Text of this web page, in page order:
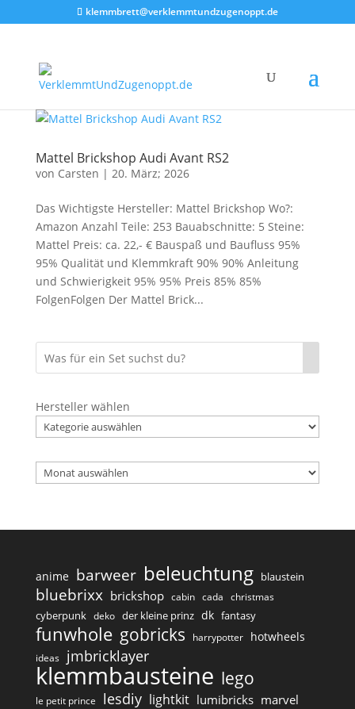
klemmbrett@verklemmtundzugenoppt.de
Mattel Brickshop Audi Avant RS2
von Carsten | 20. März; 2026
Das Wichtigste Hersteller: Mattel Brickshop Wo?:
Amazon Anzahl Teile: 253 Bauabschnitte: 5 Steine:
Mattel Preis: ca. 22,- € Bauspaß und Baufluss 95%
95% Qualität und Klemmkraft 90% 90% Anleitung
und Schwierigkeit 95% 95% Preis 85% 85%
FolgenFolgen Der Mattel Brick...
Hersteller wählen
Archiv
anime barweer beleuchtung blaustein
bluebrixx brickshop cabin cada christmas
cyberpunk deko der kleine prinz dk fantasy
funwhole gobricks harrypotter hotwheels
ideas jmbricklayer
klemmbausteine lego
le petit prince lesdiy lightkit lumibricks marvel